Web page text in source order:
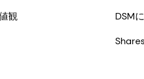
観
DSM